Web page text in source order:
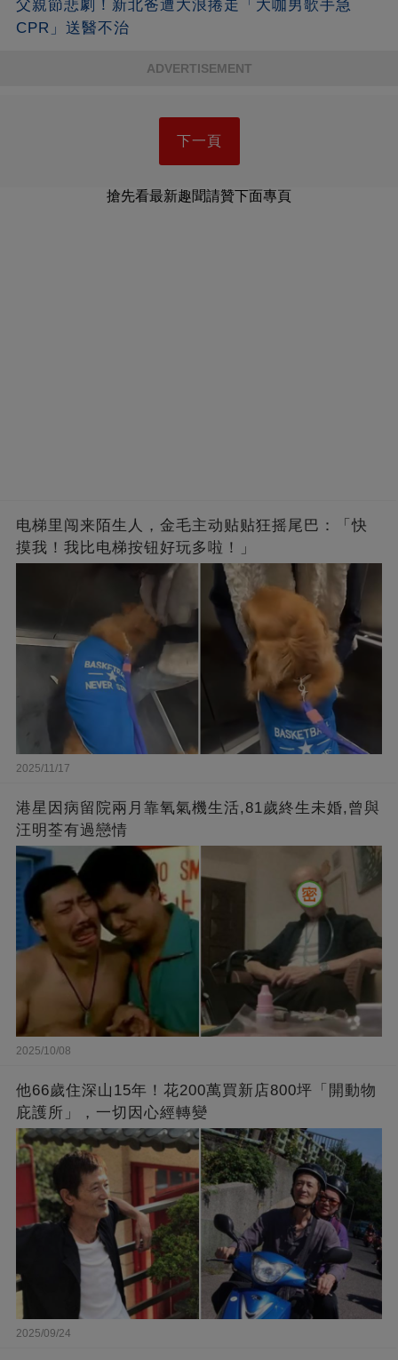
父親節悲劇！新北爸遭大浪捲走「大咖男歌手急
CPR」送醫不治
ADVERTISEMENT
下一頁
搶先看最新趣聞請贊下面專頁
电梯里闯来陌生人，金毛主动贴贴狂摇尾巴：「快
摸我！我比电梯按钮好玩多啦！」
2025/11/17
港星因病留院兩月靠氧氣機生活,81歲終生未婚,曾與
汪明荃有過戀情
2025/10/08
他66歲住深山15年！花200萬買新店800坪「開動物
庇護所」，一切因心經轉變
2025/09/24